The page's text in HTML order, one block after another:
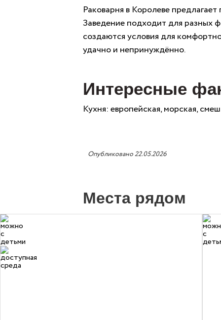
Раковарня в Королеве
Заведение подходит для разных
создаются условия для
удачно и непринуждённо.
Интересные
Кухня: европейская, морская,
Опубликовано 22.05.2026
Места рядом